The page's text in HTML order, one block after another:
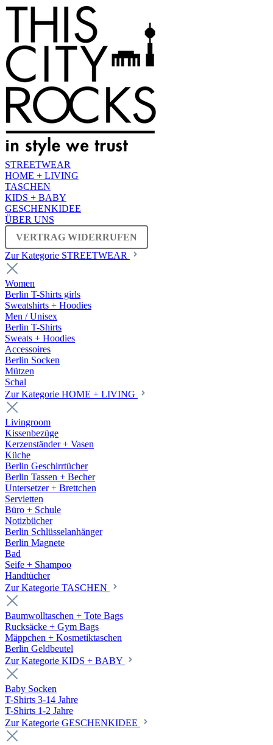
STREETWEAR
HOME + LIVING
TASCHEN
KIDS + BABY
GESCHENKIDEE
ÜBER UNS
VERTRAG WIDERRUFEN
Zur Kategorie STREETWEAR
Women
Berlin T-Shirts girls
Sweatshirts + Hoodies
Men / Unisex
Berlin T-Shirts
Sweats + Hoodies
Accessoires
Berlin Socken
Mützen
Schal
Zur Kategorie HOME + LIVING
Livingroom
Kissenbezüge
Kerzenständer + Vasen
Küche
Berlin Geschirrtücher
Berlin Tassen + Becher
Untersetzer + Brettchen
Servietten
Büro + Schule
Notizbücher
Berlin Schlüsselanhänger
Berlin Magnete
Bad
Seife + Shampoo
Handtücher
Zur Kategorie TASCHEN
Baumwolltaschen + Tote Bags
Rucksäcke + Gym Bags
Mäppchen + Kosmetiktaschen
Berlin Geldbeutel
Zur Kategorie KIDS + BABY
Baby Socken
T-Shirts 3-14 Jahre
T-Shirts 1-2 Jahre
Zur Kategorie GESCHENKIDEE